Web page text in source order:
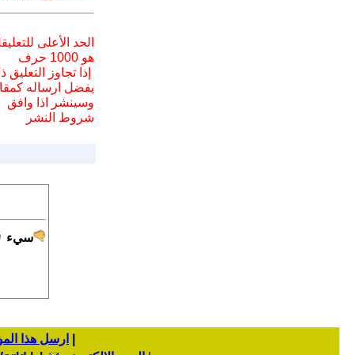
الحد الأعلى
هو 1000 حرف
إذا تجاوز التعليق
يفضل ارساله
وسينشر اذا وافق
شروط النشر
سيء
ارسل هذا